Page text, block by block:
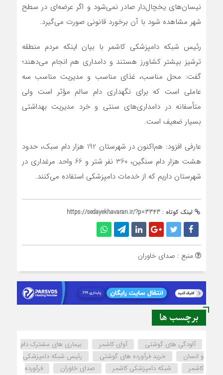
نیسان‌های یخچال‌دار صادر نمی‌شود و اگر عرضه‌ای در سطح
شهر مشاهده شود با آن برخورد قانونی صورت می‌گیرد.
رئیس شبکه دامپزشکی کاشمر با بیان اینکه مردم منطقه
ترشیز بیشتر کشاورز هستند و دامداری هم انجام می‌دهند؛
گفت: محل مناسب، غذای مناسب و مدیریت مناسب سه
عاملی است که برای نگهداری دام سالم مؤثر است ولی
متأسفانه در دامداری‌های سنتی و خرد مدیریت بهداشتی
بسیار ضعیف است.
عارفی افزود: هم‌اکنون در شهرستان 192 هزار دام سبک، حدود
هشت هزار دام سنگین، 360 نفر شتر و 66 واحد مرغداری در
شهرستان داریم که از خدمات دامپزشکی استفاده می‌کنند.
لینک کوتاه : https://sedayekhavaran.ir/?p=3343
منبع : صدای خاوران
برچسب ها
آلودگی های گوشتی آوای کاشمر
بیماری های مشترک دام
و انسان
خرید فرآورده های گوشتی
رئیس شبکه دامپزشکی
کاشمر
شبکه دامپزشکی کاشمر صدای خاوران
فرآورده